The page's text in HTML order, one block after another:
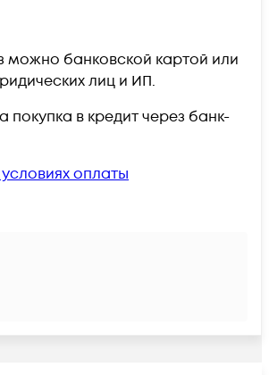
можно банковской картой или
лиц и ИП.
покупка в кредит через банк-
оплаты